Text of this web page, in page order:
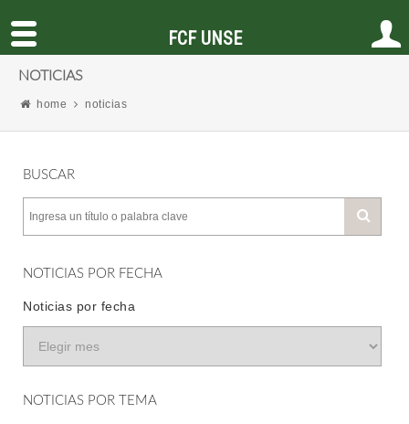
NOTICIAS
home noticias
BUSCAR
NOTICIAS POR FECHA
Noticias por fecha
NOTICIAS POR TEMA
FCF UNSE